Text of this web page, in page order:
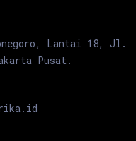
Lantai 18, Jl.
Pusat.